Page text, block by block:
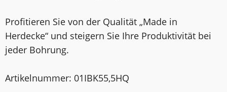
Profitieren Sie von der Qualität „Made in
Herdecke“ und steigern Sie Ihre Produktivität bei
jeder Bohrung.
Artikelnummer: 01IBK55,5HQ